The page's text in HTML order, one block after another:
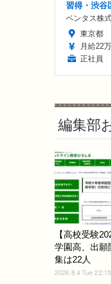
習得・渋谷
ベンタス株
東京都
月給22
正社員
編集部
【高校受験
学園高、出願
集は22人
2026.8.4 Tue 22:15